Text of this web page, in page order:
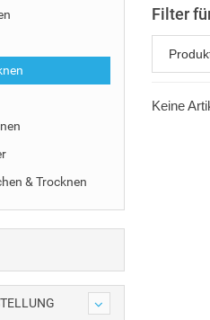
& Trocknen
Filter
Keine